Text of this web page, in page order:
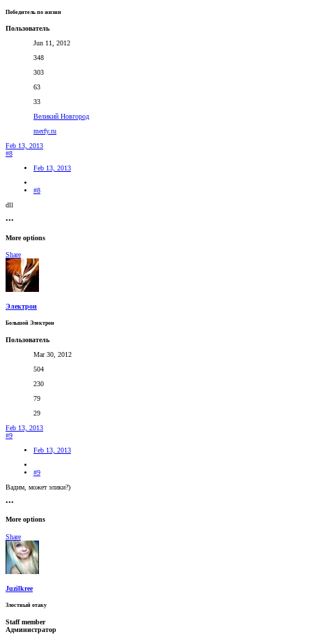
Победитель по жизни
Пользователь
Jun 11, 2012
348
303
63
33
Великий Новгород
merfy.ru
Feb 13, 2013
#8
Feb 13, 2013
#8
dll
•••
More options
Share
Электрон
Большой Электрон
Пользователь
Mar 30, 2012
504
230
79
29
Feb 13, 2013
#9
Feb 13, 2013
#9
Вадим, может элики?)
•••
More options
Share
Juzilkree
Злостный отаку
Staff member
Администратор